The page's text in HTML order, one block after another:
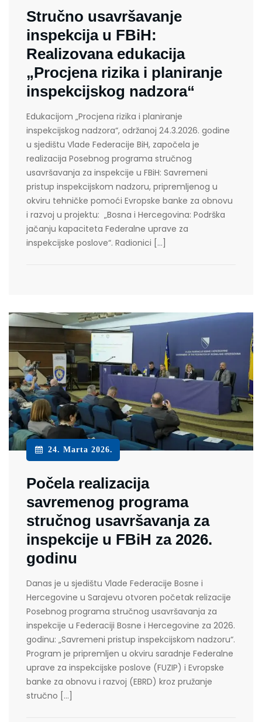
Stručno usavršavanje
inspekcija u FBiH:
Realizovana edukacija
„Procjena rizika i planiranje
inspekcijskog nadzora“
Edukacijom „Procjena rizika i planiranje
inspekcijskog nadzora“, održanoj 24.3.2026. godine
u sjedištu Vlade Federacije BiH, započela je
realizacija Posebnog programa stručnog
usavršavanja za inspekcije u FBiH: Savremeni
pristup inspekcijskom nadzoru, pripremljenog u
okviru tehničke pomoći Evropske banke za obnovu
i razvoj u projektu: „Bosna i Hercegovina: Podrška
jačanju kapaciteta Federalne uprave za
inspekcijske poslove“. Radionici […]
24. Marta 2026.
Počela realizacija
savremenog programa
stručnog usavršavanja za
inspekcije u FBiH za 2026.
godinu
Danas je u sjedištu Vlade Federacije Bosne i
Hercegovine u Sarajevu otvoren početak relizacije
Posebnog programa stručnog usavršavanja za
inspekcije u Federaciji Bosne i Hercegovine za 2026.
godinu: „Savremeni pristup inspekcijskom nadzoru“.
Program je pripremljen u okviru saradnje Federalne
uprave za inspekcijske poslove (FUZIP) i Evropske
banke za obnovu i razvoj (EBRD) kroz pružanje
stručno […]